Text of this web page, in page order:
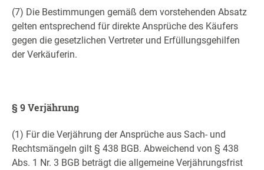
(7) Die Bestimmungen gemäß dem vorstehenden Absatz
gelten entsprechend für direkte Ansprüche des Käufers
gegen die gesetzlichen Vertreter und Erfüllungsgehilfen
der Verkäuferin.
§ 9 Verjährung
(1) Für die Verjährung der Ansprüche aus Sach- und
Rechtsmängeln gilt § 438 BGB. Abweichend von § 438
Abs. 1 Nr. 3 BGB beträgt die allgemeine Verjährungsfrist